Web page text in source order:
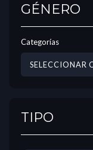
GÉNERO
Categorías
TIPO